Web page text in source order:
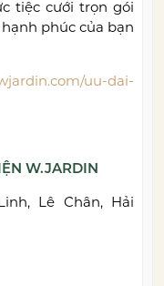
tiệc cưới trọn gói
phúc của bạn
uu-dai-
W.JARDIN
Lê Chân, Hải